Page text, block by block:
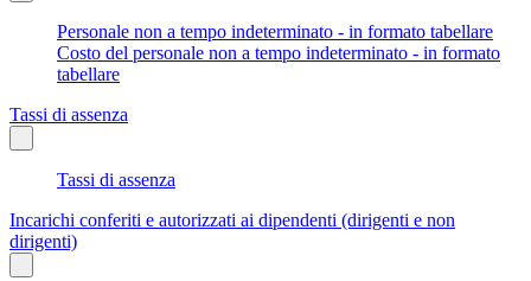
Personale non a tempo indeterminato - in formato tabellare
Costo del personale non a tempo indeterminato - in formato
tabellare
Tassi di assenza
Tassi di assenza
Incarichi conferiti e autorizzati ai dipendenti (dirigenti e non
dirigenti)